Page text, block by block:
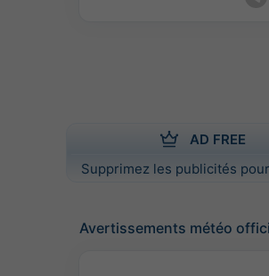
AD FREE
Supprimez les publicités
Avertissements météo